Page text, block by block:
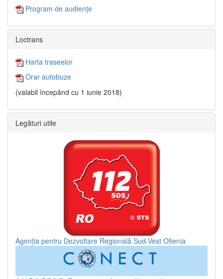
Program de audiențe
Loctrans
Harta traseelor
Orar autobuze
(valabil începând cu 1 iunie 2018)
Legături utile
Agenția pentru Dezvoltare Regională Sud-Vest Oltenia